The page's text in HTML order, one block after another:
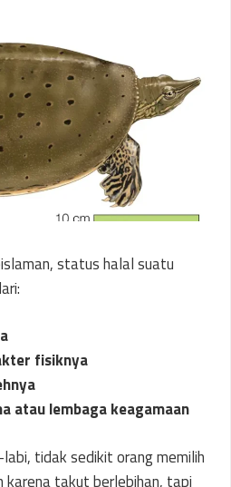
status halal suatu
fisiknya
atau lembaga keagamaan
tidak sedikit orang memilih
karena takut berlebihan, tapi